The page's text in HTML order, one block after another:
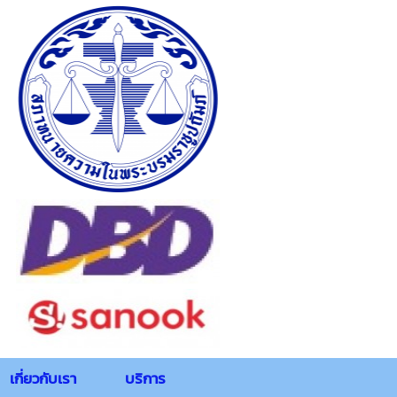
เกี่ยวกับเรา บริการ